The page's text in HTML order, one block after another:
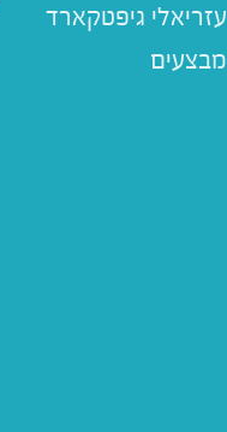
עזריאלי גיפטקארד
מבצעים